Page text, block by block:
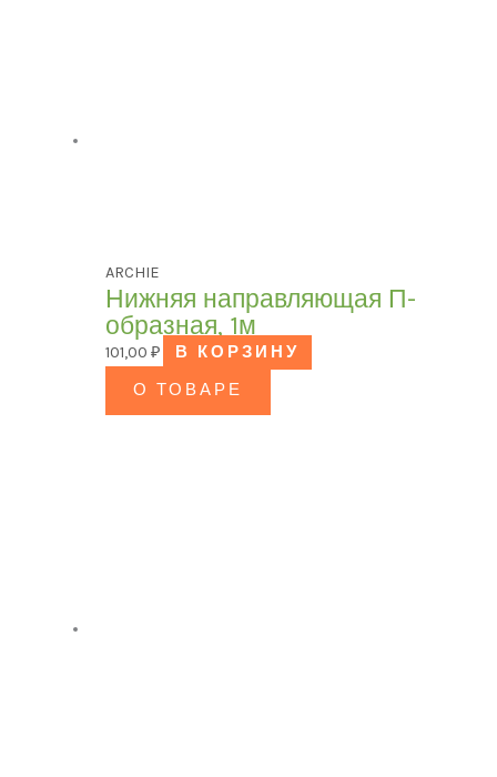
ARCHIE
Нижняя направляющая П-
образная, 1м
101,00₽
В КОРЗИНУ
О ТОВАРЕ